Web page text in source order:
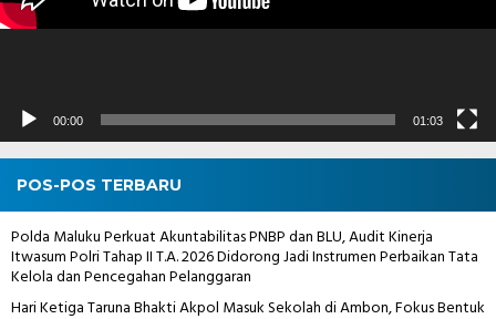
00:00 01:03
POS-POS TERBARU
Polda Maluku Perkuat Akuntabilitas PNBP dan BLU, Audit Kinerja
Itwasum Polri Tahap II T.A. 2026 Didorong Jadi Instrumen Perbaikan Tata
Kelola dan Pencegahan Pelanggaran
Hari Ketiga Taruna Bhakti Akpol Masuk Sekolah di Ambon, Fokus Bentuk